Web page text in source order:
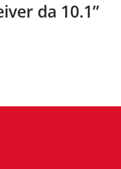
da 10.1”